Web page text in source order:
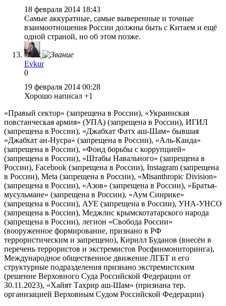
18 февраля 2014 18:43
Самые аккуратные, самые выверенные и точные
взаимоотношения России должны быть с Китаем и ещё
одной страной, но об этом позже.
Evkur
0
19 февраля 2014 00:28
Хорошо написал +1
«Правый сектор» (запрещена в России), «Украинская
повстанческая армия» (УПА) (запрещена в России), ИГИЛ
(запрещена в России), «Джабхат Фатх аш-Шам» бывшая
«Джабхат ан-Нусра» (запрещена в России), «Аль-Каида»
(запрещена в России), «Фонд борьбы с коррупцией»
(запрещена в России), «Штабы Навального» (запрещена в
России), Facebook (запрещена в России), Instagram (запрещена
в России), Meta (запрещена в России), «Misanthropic Division»
(запрещена в России), «Азов» (запрещена в России), «Братья-
мусульмане» (запрещена в России), «Аум Синрике»
(запрещена в России), АУЕ (запрещена в России), УНА-УНСО
(запрещена в России), Меджлис крымскотатарского народа
(запрещена в России), легион «Свобода России»
(вооруженное формирование, признано в РФ
террористическим и запрещено), Кирилл Буданов (внесён в
перечень террористов и экстремистов Росфинмониторинга),
Международное общественное движение ЛГБТ и его
структурные подразделения признано экстремистским
(решение Верховного Суда Российской Федерации от
30.11.2023), «Хайят Тахрир аш-Шам» (признана тер.
организацией Верховным Судом Российской Федерации)